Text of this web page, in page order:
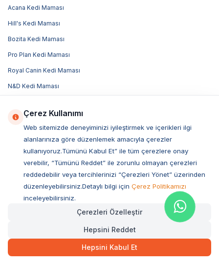
Acana Kedi Maması
Hill's Kedi Maması
Bozita Kedi Maması
Pro Plan Kedi Maması
Royal Canin Kedi Maması
N&D Kedi Maması
Yavru Köpek Maması
Yetişkin Köpek Maması
Özel Irk Köpek Mamaları
Küçük Irk Köpek Mamaları
Köpek Konservesi & Yaş Mama
Çerez Kullanımı
Web sitemizde deneyiminizi iyileştirmek ve içerikleri ilgi
alanlarınıza göre düzenlemek amacıyla çerezler
kullanıyoruz.Tümünü Kabul Et” ile tüm çerezlere onay
verebilir, “Tümünü Reddet” ile zorunlu olmayan çerezleri
reddedebilir veya tercihlerinizi “Çerezleri Yönet” üzerinden
düzenleyebilirsiniz.Detaylı bilgi için Çerez Politikamızı
inceleyebilirsiniz.
Çerezleri Özelleştir
Hepsini Reddet
Hepsini Kabul Et